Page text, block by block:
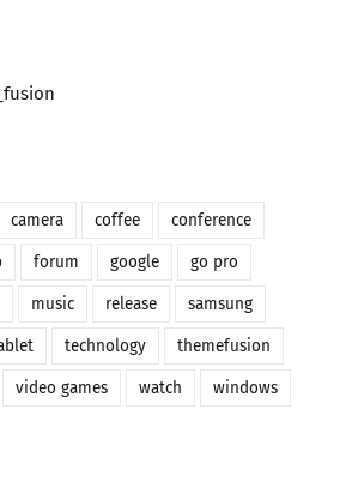
camera coffee conference
forum google go pro
music release samsung
technology themefusion
video games watch windows